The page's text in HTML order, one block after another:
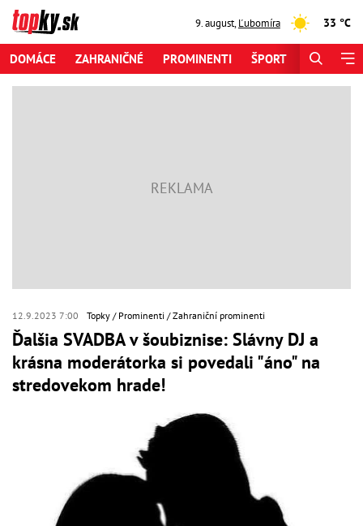
9. august,Ľubomíra 33 °C
DOMÁCE ZAHRANIČNÉ PROMINENTI ŠPORT
12.9.2023 7:00 Topky Prominenti Zahraniční prominenti
Ďalšia SVADBA v šoubiznise: Slávny DJ a
krásna moderátorka si povedali "áno" na
stredovekom hrade!